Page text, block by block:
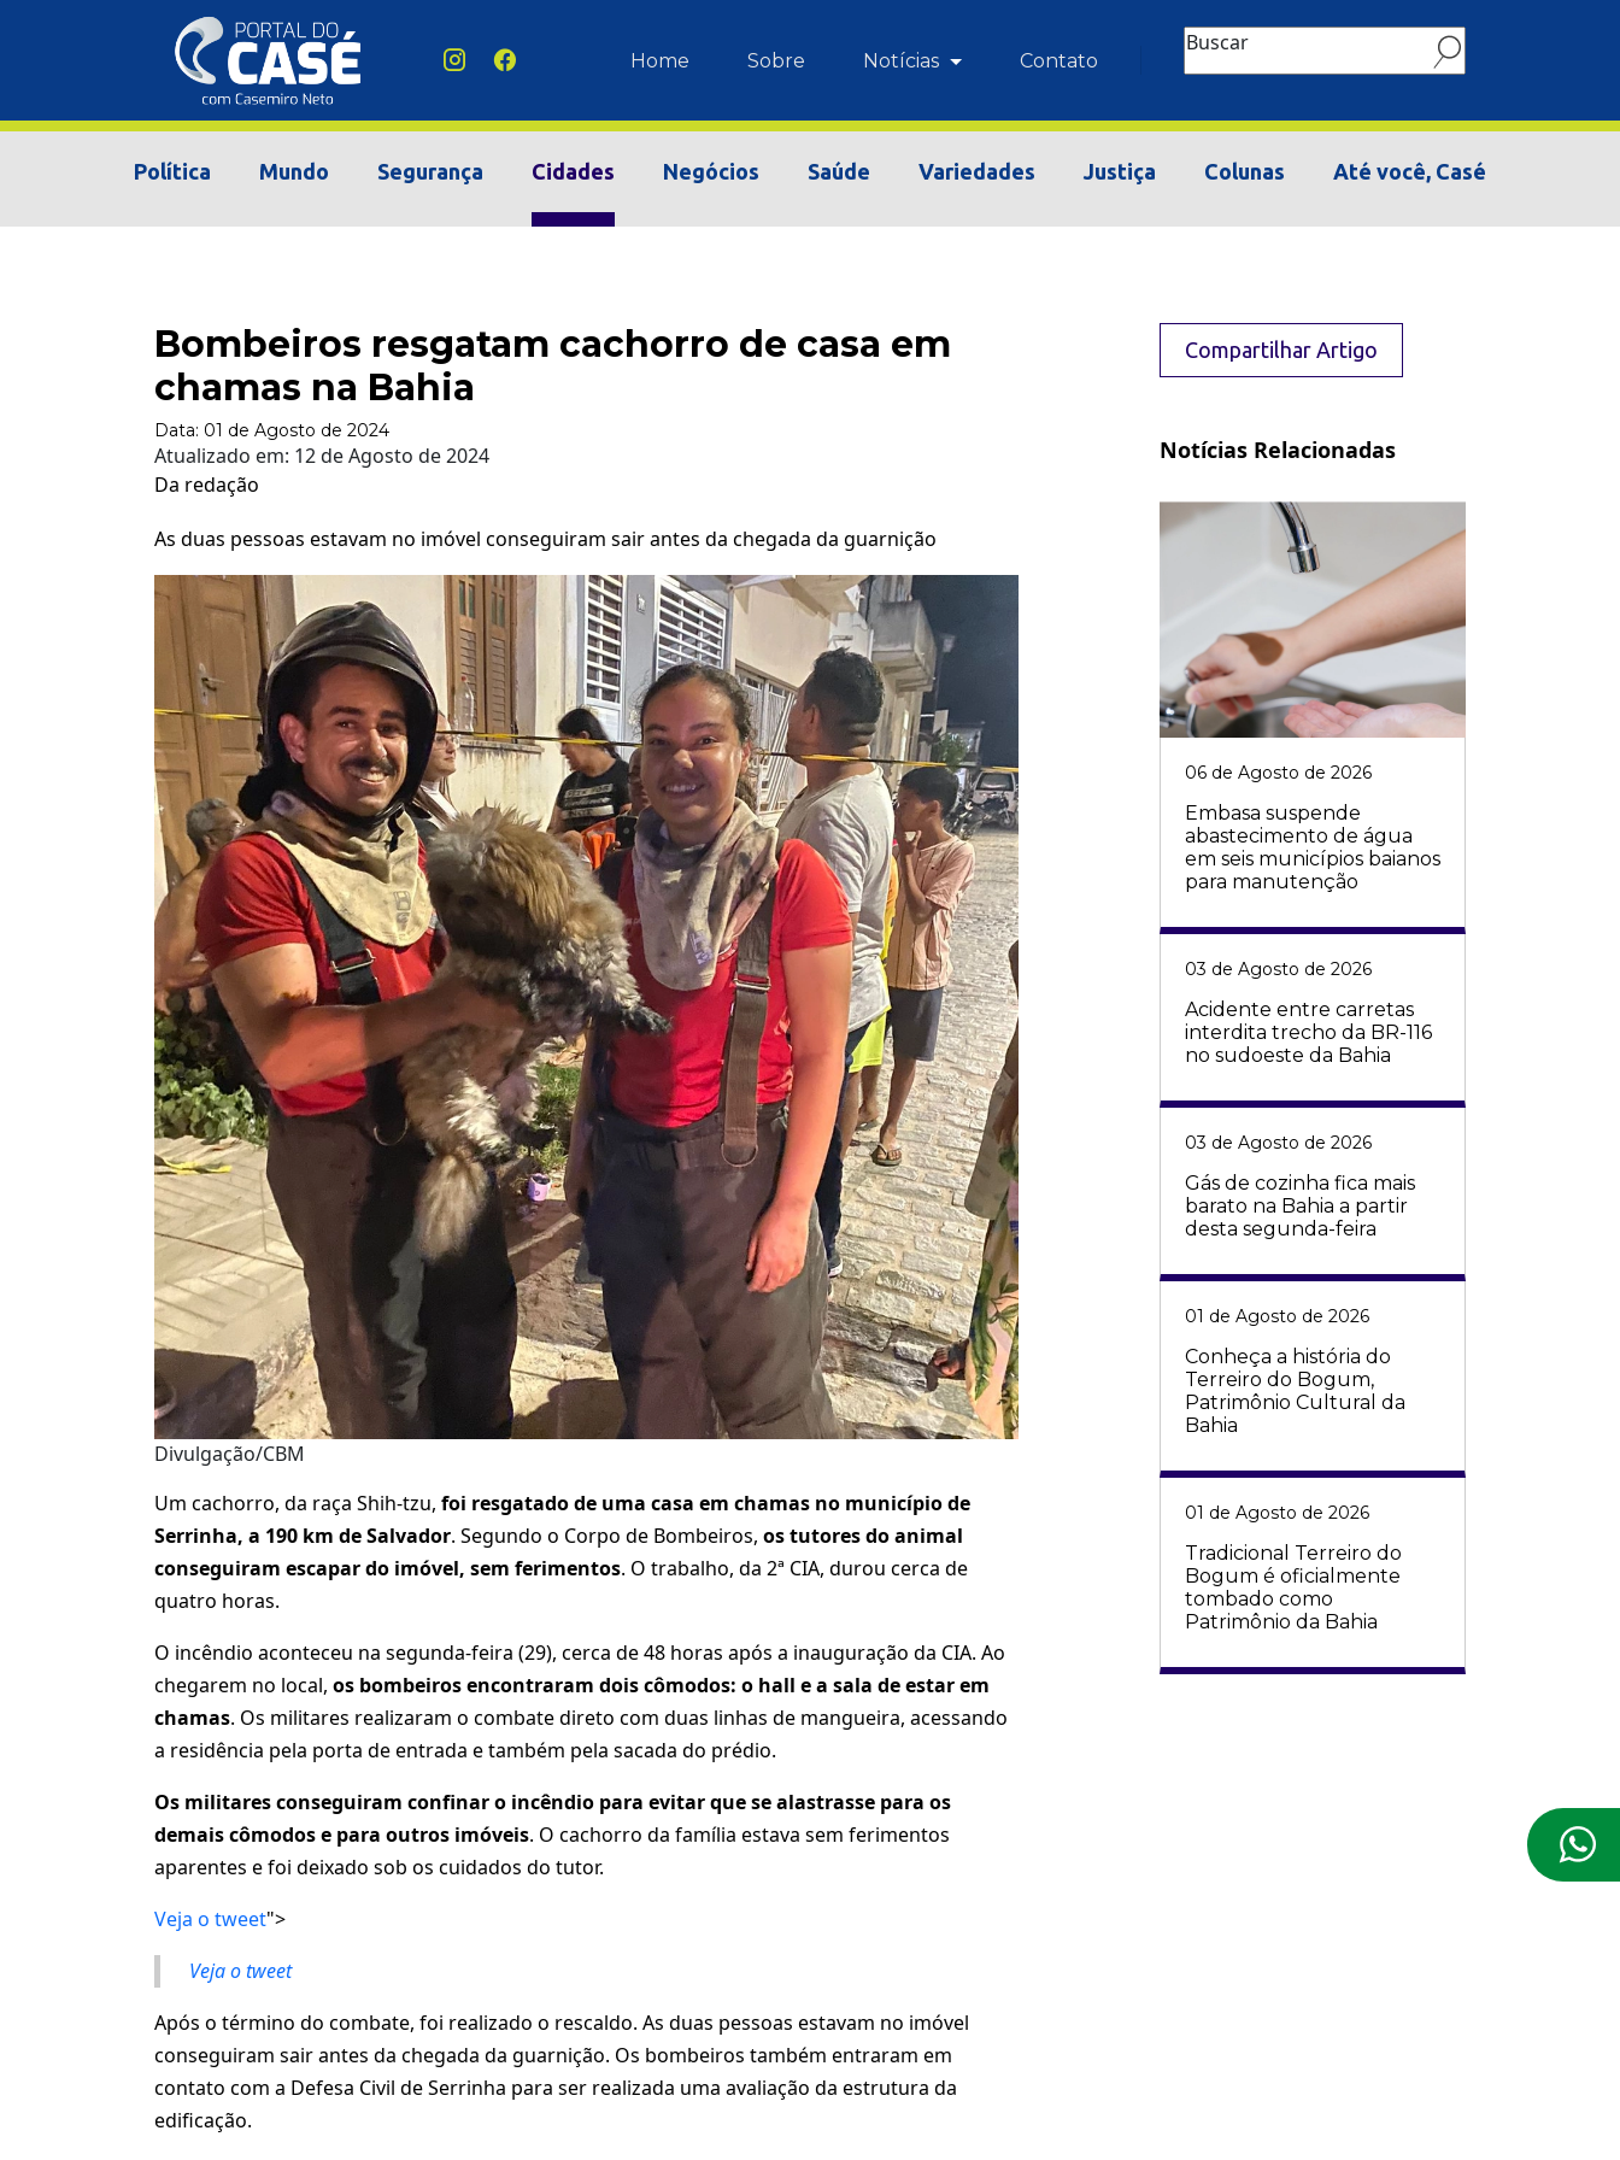
Home Sobre Notícias Contato
Buscar
Política Mundo Segurança Cidades Negócios Saúde Variedades Justiça Colunas Até você, Casé
Bombeiros resgatam cachorro de casa em
chamas na Bahia
Data: 01 de Agosto de 2024
Atualizado em: 12 de Agosto de 2024
Da redação
As duas pessoas estavam no imóvel conseguiram sair antes da chegada da guarnição
Divulgação/CBM
Um cachorro, da raça Shih-tzu, foi resgatado de uma casa em chamas no município de
Serrinha, a 190 km de Salvador. Segundo o Corpo de Bombeiros, os tutores do animal
conseguiram escapar do imóvel, sem ferimentos. O trabalho, da 2ª CIA, durou cerca de
quatro horas.
O incêndio aconteceu na segunda-feira (29), cerca de 48 horas após a inauguração da CIA. Ao
chegarem no local, os bombeiros encontraram dois cômodos: o hall e a sala de estar em
chamas. Os militares realizaram o combate direto com duas linhas de mangueira, acessando
a residência pela porta de entrada e também pela sacada do prédio.
Os militares conseguiram confinar o incêndio para evitar que se alastrasse para os
demais cômodos e para outros imóveis. O cachorro da família estava sem ferimentos
aparentes e foi deixado sob os cuidados do tutor.
Veja o tweet">
Veja o tweet
Após o término do combate, foi realizado o rescaldo. As duas pessoas estavam no imóvel
conseguiram sair antes da chegada da guarnição. Os bombeiros também entraram em
contato com a Defesa Civil de Serrinha para ser realizada uma avaliação da estrutura da
edificação.
Compartilhar Artigo
Notícias Relacionadas
06 de Agosto de 2026
Embasa suspende
abastecimento de água
em seis municípios baianos
para manutenção
03 de Agosto de 2026
Acidente entre carretas
interdita trecho da BR-116
no sudoeste da Bahia
03 de Agosto de 2026
Gás de cozinha fica mais
barato na Bahia a partir
desta segunda-feira
01 de Agosto de 2026
Conheça a história do
Terreiro do Bogum,
Patrimônio Cultural da
Bahia
01 de Agosto de 2026
Tradicional Terreiro do
Bogum é oficialmente
tombado como
Patrimônio da Bahia